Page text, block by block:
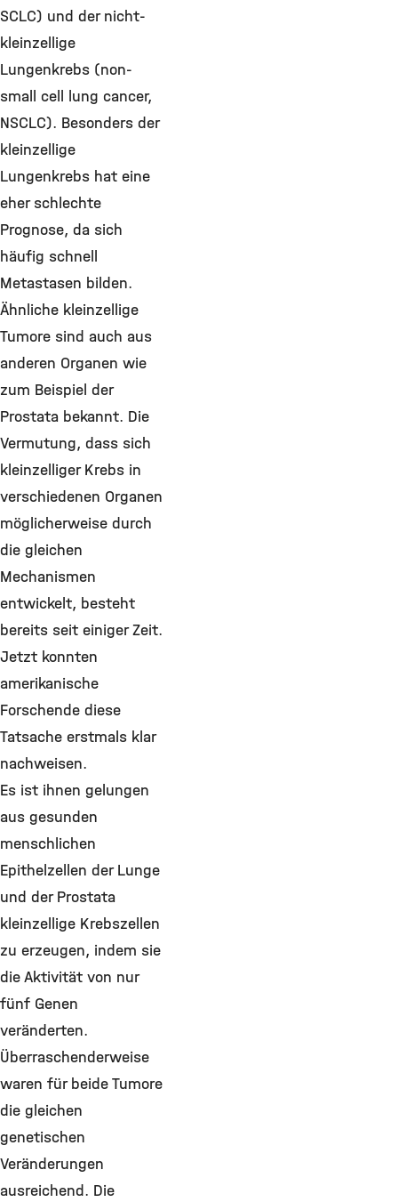
SCLC) und der nicht-
kleinzellige
Lungenkrebs (non-
small cell lung cancer,
NSCLC). Besonders der
kleinzellige
Lungenkrebs hat eine
eher schlechte
Prognose, da sich
häufig schnell
Metastasen bilden.
Ähnliche kleinzellige
Tumore sind auch aus
anderen Organen wie
zum Beispiel der
Prostata bekannt. Die
Vermutung, dass sich
kleinzelliger Krebs in
verschiedenen Organen
möglicherweise durch
die gleichen
Mechanismen
entwickelt, besteht
bereits seit einiger Zeit.
Jetzt konnten
amerikanische
Forschende diese
Tatsache erstmals klar
nachweisen.
Es ist ihnen gelungen
aus gesunden
menschlichen
Epithelzellen der Lunge
und der Prostata
kleinzellige Krebszellen
zu erzeugen, indem sie
die Aktivität von nur
fünf Genen
veränderten.
Überraschenderweise
waren für beide Tumore
die gleichen
genetischen
Veränderungen
ausreichend. Die